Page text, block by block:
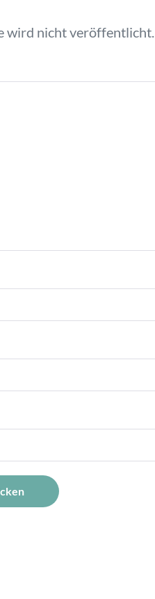
wird nicht veröffentlicht.